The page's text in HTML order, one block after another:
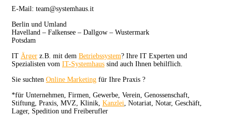
E-Mail: team@systemhaus.it
Berlin und Umland
Havelland – Falkensee – Dallgow – Wustermark
Potsdam
IT Ärger z.B. mit dem Betriebssystem? Ihre IT Experten und
Spezialisten vom IT-Systemhaus sind auch Ihnen behilflich.
Sie suchten Online Marketing für Ihre Praxis ?
*für Unternehmen, Firmen, Gewerbe, Verein, Genossenschaft,
Stiftung, Praxis, MVZ, Klinik, Kanzlei, Notariat, Notar, Geschäft,
Lager, Spedition und Freiberufler